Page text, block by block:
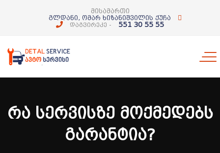
მისამართი
გლდანი, ომარ ხიზანიშვილის ქუჩა
დაგვირეკე - 551 30 55 55
ᲠᲐ ᲡᲔᲠᲕᲘᲡᲖᲔ ᲛᲝᲥᲛᲔᲓᲔᲑᲡ
ᲒᲐᲠᲐᲜᲢᲘᲐ?